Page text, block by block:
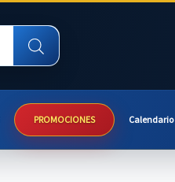
PROMOCIONES Calendario